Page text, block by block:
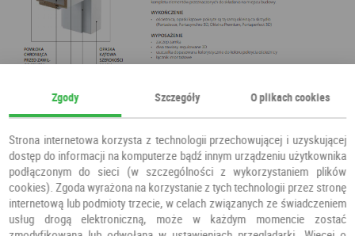
Zgody Szczegóły O plikach cookies
Strona internetowa korzysta z technologii przechowującej i uzyskującej
dostęp do informacji na komputerze bądź innym urządzeniu użytkownika
podłączonym do sieci (w szczególności z wykorzystaniem plików
cookies). Zgoda wyrażona na korzystanie z tych technologii przez stronę
internetową lub podmioty trzecie, w celach związanych ze świadczeniem
usług drogą elektroniczną, może w każdym momencie zostać